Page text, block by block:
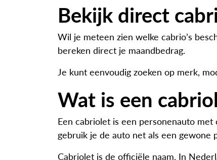
Bekijk direct
Wil je meteen zien welke cabrio’s
bereken direct je maandbedrag.
Je kunt eenvoudig zoeken op merk,
Wat is een
Een cabriolet is een personenauto
gebruik je de auto net als een
Cabriolet is de officiële naam. In